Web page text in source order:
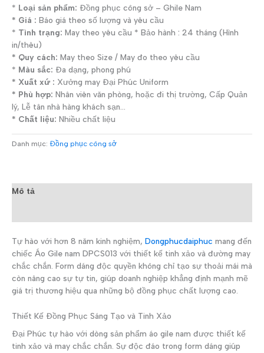
* Loại sản phẩm: Đồng phục công sở – Ghile Nam
* Giá : Báo giá theo số lượng và yêu cầu
* Tình trạng: May theo yêu cầu * Bảo hành : 24 tháng (Hình
in/thêu)
* Quy cách: May theo Size / May đo theo yêu cầu
* Màu sắc: Đa dạng, phong phú
* Xuất xứ : Xưởng may Đại Phúc Uniform
* Phù hợp: Nhân viên văn phòng, hoặc đi thị trường, Cấp Quản
lý, Lễ tân nhà hàng khách sạn…
* Chất liệu: Nhiều chất liệu
Danh mục: Đồng phục công sở
Mô tả
Tự hào với hơn 8 năm kinh nghiệm, Dongphucdaiphuc mang đến
chiếc Áo Gile nam DPCS013 với thiết kế tinh xảo và đường may
chắc chắn. Form dáng độc quyền không chỉ tạo sự thoải mái mà
còn nâng cao sự tự tin, giúp doanh nghiệp khẳng định mạnh mẽ
giá trị thương hiệu qua những bộ đồng phục chất lượng cao.
Thiết Kế Đồng Phục Sáng Tạo và Tinh Xảo
Đại Phúc tự hào với dòng sản phẩm áo gile nam được thiết kế
tinh xảo và may chắc chắn. Sự độc đáo trong form dáng giúp